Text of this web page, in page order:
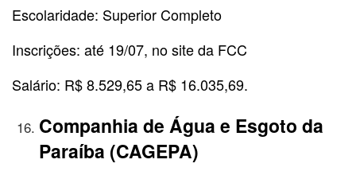
Escolaridade: Superior Completo
Inscrições: até 19/07, no site da FCC
Salário: R$ 8.529,65 a R$ 16.035,69.
Companhia de Água e Esgoto da
Paraíba (CAGEPA)